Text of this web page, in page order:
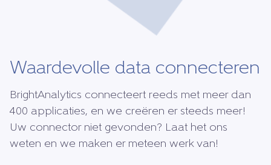
Waardevolle data connecteren
BrightAnalytics connecteert reeds met meer dan
400 applicaties, en we creëren er steeds meer!
Uw connector niet gevonden? Laat het ons
weten en we maken er meteen werk van!